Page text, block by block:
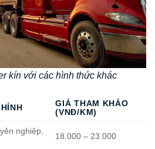
kín với các hình thức khác
GIÁ THAM KHẢO
(VNĐ/KM)
nghiệp,
18.000 – 23.000